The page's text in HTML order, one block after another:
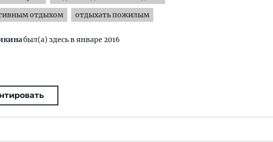
отдыхом
отдыхать пожилым
был(а) здесь в январе 2016